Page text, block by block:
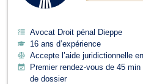
Avocat Droit pénal Dieppe
16 ans d’expérience
Accepte l’aide juridictionnelle
Premier rendez-vous de 45
de dossier